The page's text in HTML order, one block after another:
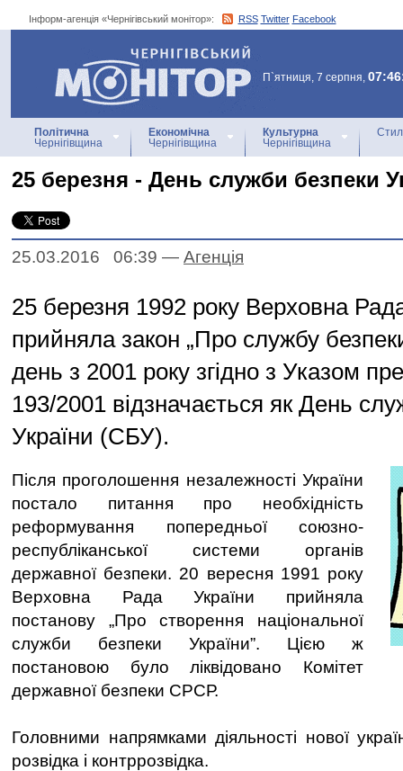
Інформ-агенція «Чернігівський монітор»: RSS Twitter Facebook
Інформ-агенція
«Чернігівський монітор»
П`ятниця, 7 серпня,
Політична
Чернігівщина
Економічна
Чернігівщина
Культурна
Чернігівщина
25 березня - День служби безпеки
25.03.2016 06:39 — Агенцiя
25 березня 1992 року Верховна
прийняла закон „Про службу
день з 2001 року згідно з Указом
193/2001 відзначається як День
України (СБУ).
Після проголошення незалежності України
постало питання про необхідність
реформування попередньої союзно-
республіканської системи органів
державної безпеки. 20 вересня 1991 року
Верховна Рада України прийняла
постанову „Про створення національної
служби безпеки України”. Цією ж
постановою було ліквідовано Комітет
державної безпеки СРСР.
Головними напрямками діяльності нової
розвідка і контррозвідка.